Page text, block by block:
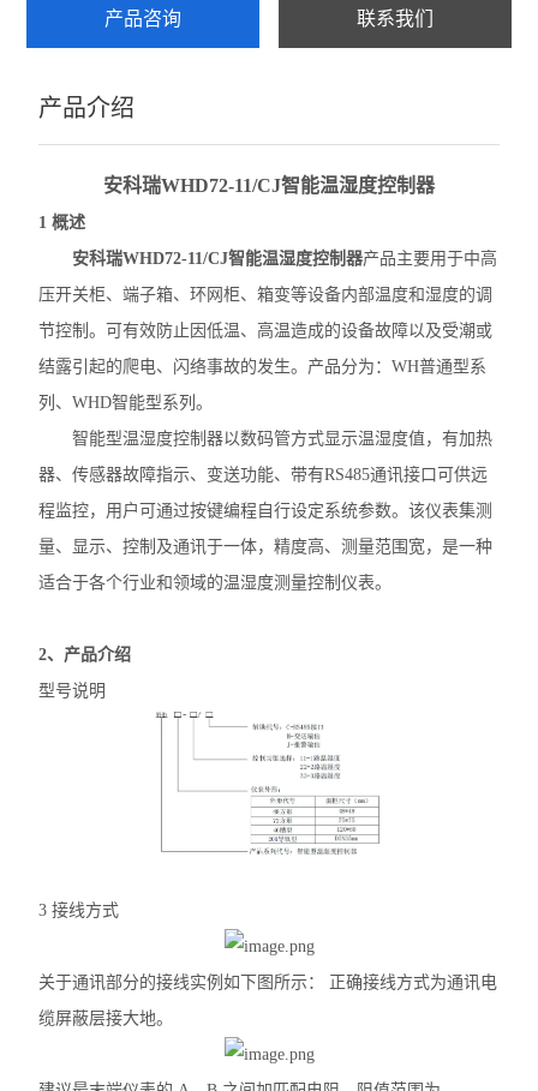
实时无线测温采集设备
AMC系列电测仪表
电动机保护器
数据采集传输仪
防逆流检测仪表
DJSF1352直流电能表
母线测温监控模块
ATE 无线测温传感器
无线测温传感器
数据采集仪
ALP300电动机保护器
电气防火限流式保护器
安科瑞智慧综合管廊解决方案
ARTM系列电气接点在线测温装置
智能照明控制系统
产品咨询 联系我们
产品介绍
安科瑞WHD72-11/CJ智能温湿度控制器
1 概述
安科瑞WHD72-11/CJ智能温湿度控制器产品主要用于中高
压开关柜、端子箱、环网柜、箱变等设备内部温度和湿度的调
节控制。可有效防止因低温、高温造成的设备故障以及受潮或
结露引起的爬电、闪络事故的发生。产品分为：WH普通型系
列、WHD智能型系列。
智能型温湿度控制器以数码管方式显示温湿度值，有加热
器、传感器故障指示、变送功能、带有RS485通讯接口可供远
程监控，用户可通过按键编程自行设定系统参数。该仪表集测
量、显示、控制及通讯于一体，精度高、测量范围宽，是一种
适合于各个行业和领域的温湿度测量控制仪表。
2、 产品介绍
型号说明
3 接线方式
关于通讯部分的接线实例如下图所示： 正确接线方式为通讯电
缆屏蔽层接大地。